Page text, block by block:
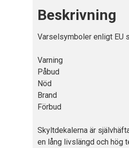
Beskrivning
Varselsymboler enligt EU
Varning
Påbud
Nöd
Brand
Förbud
Skyltdekalerna är
en lång livslängd och hög